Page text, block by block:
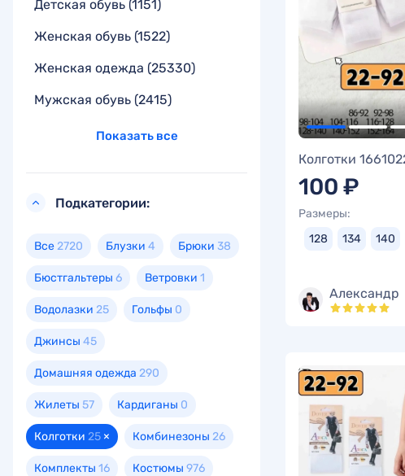
Детская обувь (1151)
Женская обувь (1522)
Женская одежда (25330)
Мужская обувь (2415)
Показать все
Подкатегории:
Все2720 Блузки 4 Брюки 38
Бюстгальтеры 6 Ветровки 1
Водолазки 25 Гольфы 0
Джинсы 45
Домашняя одежда 290
Жилеты 57 Кардиганы 0
Колготки 25 × Комбинезоны 26
Комплекты 16 Костюмы 976
Колготки
100 ₽
Размеры:
128 134 140
Александр